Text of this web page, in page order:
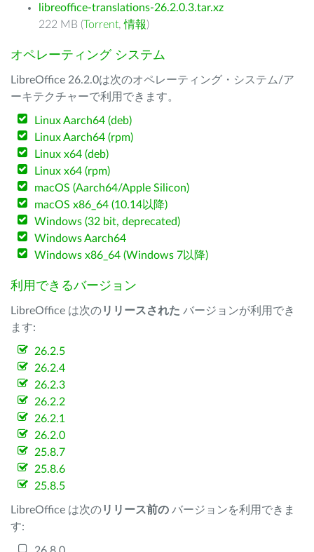
libreoffice-translations-26.2.0.3.tar.xz
222 MB (Torrent,情報)
オペレーティング システム
LibreOffice 26.2.0は次のオペレーティング・システム/ア
ーキテクチャーで利用できます。
Linux Aarch64 (deb)
Linux Aarch64 (rpm)
Linux x64 (deb)
Linux x64 (rpm)
macOS (Aarch64/Apple Silicon)
macOS x86_64 (10.14以降)
Windows (32 bit, deprecated)
Windows Aarch64
Windows x86_64 (Windows 7以降)
利用できるバージョン
LibreOffice は次のリリースされた バージョンが利用でき
ます:
26.2.5
26.2.4
26.2.3
26.2.2
26.2.1
26.2.0
25.8.7
25.8.6
25.8.5
LibreOffice は次のリリース前の バージョンを利用できま
す: